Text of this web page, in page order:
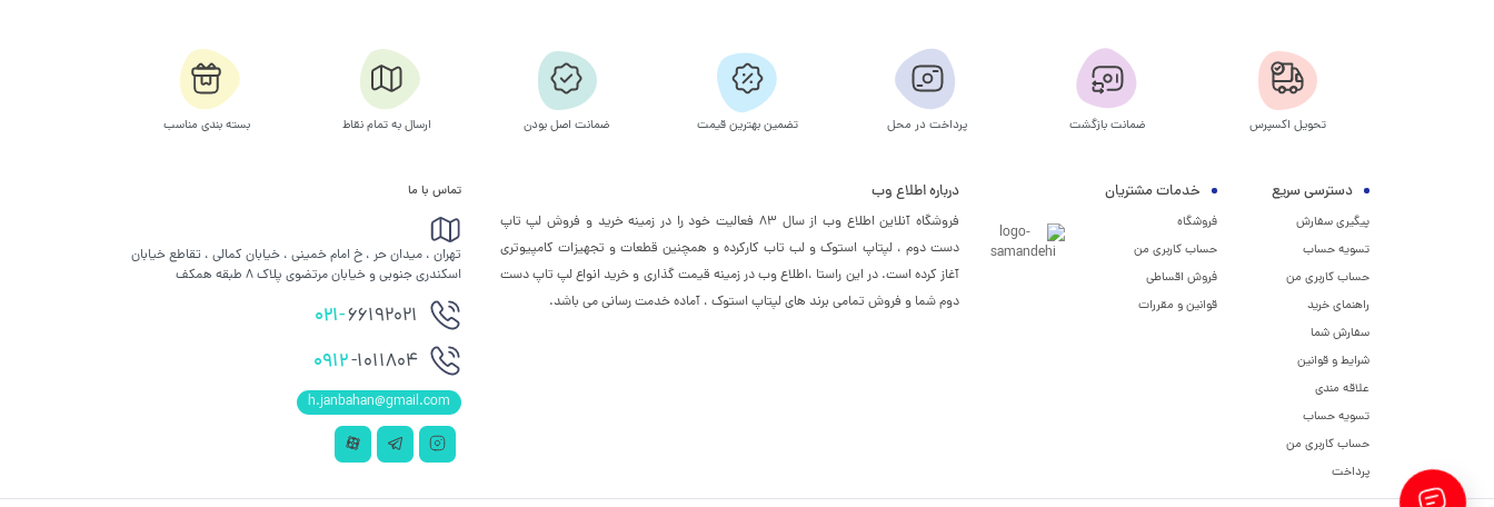
تحویل اکسپرس ضمانت بازگشت پرداخت در محل تضمین بهترین قیمت ضمانت اصل بودن ارسال به تمام نقاط بسته بندی مناسب
دسترسی سریع
پیگیری سفارش
تسویه حساب
حساب کاربری من
راهنمای خرید
سفارش شما
شرایط و قوانین
علاقه مندی
تسویه حساب
حساب کاربری من
پرداخت
خدمات مشتریان
فروشگاه
حساب کاربری من
فروش اقساطی
قوانین و مقررات
درباره اطلاع وب
فروشگاه آنلاین اطلاع وب از سال 83 فعالیت خود را در زمینه خرید و فروش لپ تاپ
دست دوم ، لپتاپ استوک و لب تاب کارکرده و همچنین قطعات و تجهیزات کامپیوتری
آغاز کرده است. در این راستا ،‌اطلاع وب در زمینه قیمت گذاری و خرید انواع لپ تاپ دست
دوم شما و فروش تمامی برند های لپتاپ استوک ، آماده خدمت رسانی می باشد.
تماس با ما
تهران ، میدان حر ، خ امام خمینی ، خیابان کمالی ، تقاطع خیابان
اسکندری جنوبی و خیابان مرتضوی پلاک 8 طبقه همکف
021-66192021
0912-1011804
h.janbahan@gmail.com